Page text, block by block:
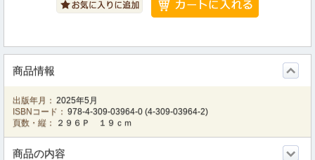
商品情報
出版年月： 2025年5月
ISBNコード： 978-4-309-03964-0 (4-309-03964-2)
頁数・縦：
２９６Ｐ １９ｃｍ
商品の内容